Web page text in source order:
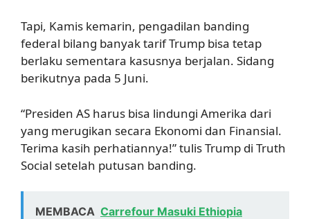
Tapi, Kamis kemarin, pengadilan banding
federal bilang banyak tarif Trump bisa tetap
berlaku sementara kasusnya berjalan. Sidang
berikutnya pada 5 Juni.
“Presiden AS harus bisa lindungi Amerika dari
yang merugikan secara Ekonomi dan Finansial.
Terima kasih perhatiannya!” tulis Trump di Truth
Social setelah putusan banding.
MEMBACA Carrefour Masuki Ethiopia